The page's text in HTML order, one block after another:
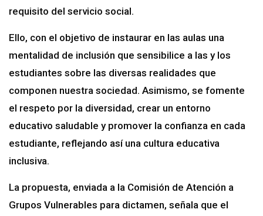
requisito del servicio social.
Ello, con el objetivo de instaurar en las aulas una
mentalidad de inclusión que sensibilice a las y los
estudiantes sobre las diversas realidades que
componen nuestra sociedad. Asimismo, se fomente
el respeto por la diversidad, crear un entorno
educativo saludable y promover la confianza en cada
estudiante, reflejando así una cultura educativa
inclusiva.
La propuesta, enviada a la Comisión de Atención a
Grupos Vulnerables para dictamen, señala que el